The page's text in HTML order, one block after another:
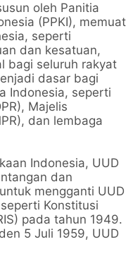
oleh Panitia
(PPKI), memuat
seperti
dan kesatuan,
bagi seluruh rakyat
dasar bagi
Indonesia, seperti
Majelis
dan lembaga
Indonesia, UUD
dan
mengganti UUD
Konstitusi
pada tahun 1949.
5 Juli 1959, UUD